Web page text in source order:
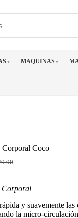
▼ MAQUINAS ▼
Coco
Corporal
y suavemente
la micro-